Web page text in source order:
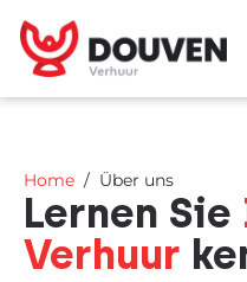
Home Über uns
Lernen Sie
Verhuur